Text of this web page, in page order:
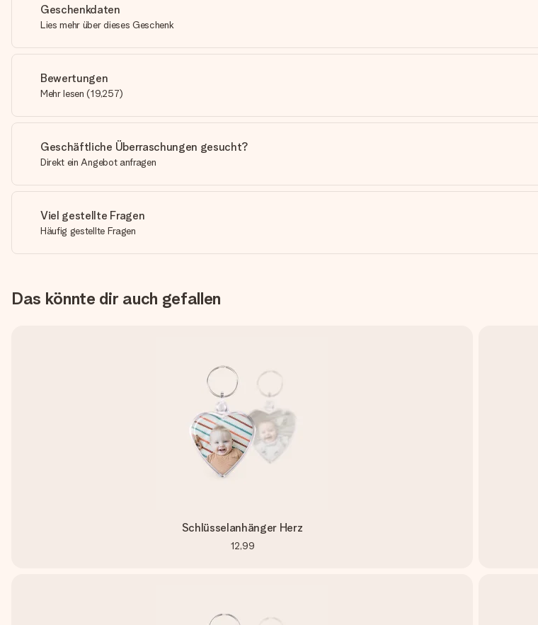
Geschenkdaten
Lies mehr über dieses Geschenk
Bewertungen
Mehr lesen (19,257)
Geschäftliche Überraschungen gesucht?
Direkt ein Angebot anfragen
Viel gestellte Fragen
Häufig gestellte Fragen
Das könnte dir auch gefallen
Schlüsselanhänger Herz
12,99